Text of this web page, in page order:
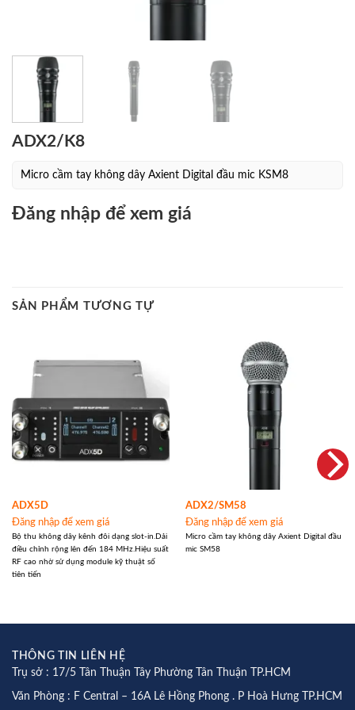
ADX2/K8
Micro cầm tay không dây Axient Digital đầu mic KSM8
Đăng nhập để xem giá
SẢN PHẨM TƯƠNG TỰ
ADX5D
Đăng nhập để xem giá
Bộ thu không dây kênh đôi dạng slot-in.Dải
điều chỉnh rộng lên đến 184 MHz.Hiệu suất
RF cao nhờ sử dụng module kỹ thuật số
tiên tiến
ADX2/SM58
Đăng nhập để xem giá
Micro cầm tay không dây Axient Digital đầu
mic SM58
THÔNG TIN LIÊN HỆ
Trụ sở : 17/5 Tân Thuận Tây Phường Tân Thuận TP.HCM
Văn Phòng : F Central – 16A Lê Hồng Phong . P Hoà Hưng TP.HCM